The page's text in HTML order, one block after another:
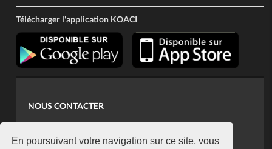
En poursuivant votre navigation sur ce site, vous
Télécharger l'application KOACI
NOUS CONTACTER
koaci@yahoo.fr